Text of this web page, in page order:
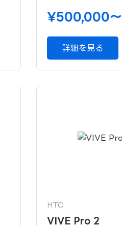
¥500,000〜
詳細を見る
HTC
VIVE Pro 2